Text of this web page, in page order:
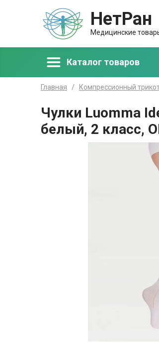
НетРан
Медицинские
Каталог товаров
Главная Компрессионный
Чулки Luomma
белый, 2 класс,